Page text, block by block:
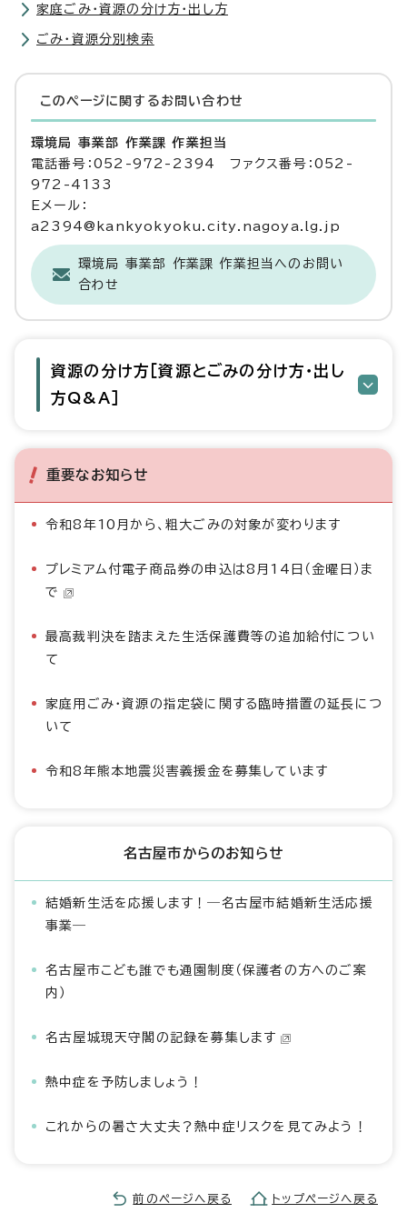
家庭ごみ・資源の分け方・出し方
ごみ・資源分別検索
このページに関する お問い合わせ
環境局 事業部 作業課 作業担当
電話番号：052-972-2394 ファクス番号：052-
972-4133
Eメール：
a2394@kankyokyoku.city.nagoya.lg.jp
環境局 事業部 作業課 作業担当へのお問い
合わせ
資源の分け方［資源とごみの分け方・出し
方Q&A］
重要なお知らせ
令和8年10月から、粗大ごみの対象が変わります
プレミアム付電子商品券の申込は8月14日（金曜日）ま
で
最高裁判決を踏まえた生活保護費等の追加給付につい
て
家庭用ごみ・資源の指定袋に関する臨時措置の延長につ
いて
令和8年熊本地震災害義援金を募集しています
名古屋市からのお知らせ
結婚新生活を応援します！―名古屋市結婚新生活応援
事業―
名古屋市こども誰でも通園制度（保護者の方へのご案
内）
名古屋城現天守閣の記録を募集します
熱中症を予防しましょう！
これからの暑さ大丈夫？熱中症リスクを見てみよう！
前のページへ戻る トップページへ戻る